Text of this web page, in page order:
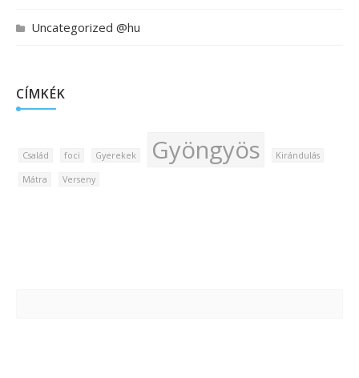
Uncategorized @hu
CÍMKÉK
Család foci Gyerekek Gyöngyös Kirándulás
Mátra Verseny